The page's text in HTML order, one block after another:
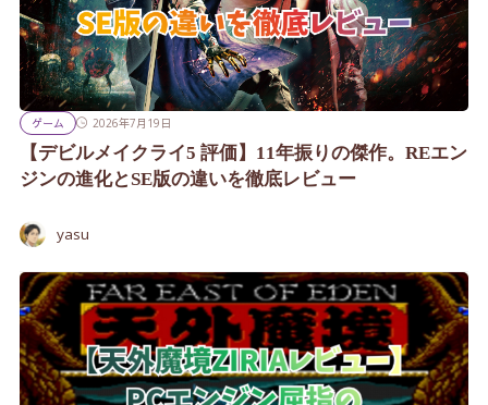
ゲーム 2026年7月19日
【デビルメイクライ5 評価】11年振りの傑作。REエン
ジンの進化とSE版の違いを徹底レビュー
yasu